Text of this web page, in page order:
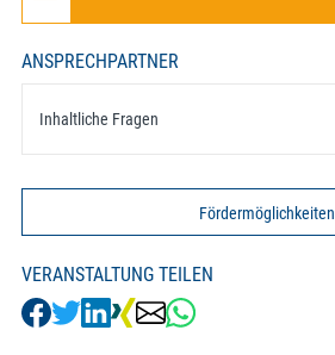
ANSPRECHPARTNER
Inhaltliche Fragen
Fördermöglichkeiten
VERANSTALTUNG TEILEN